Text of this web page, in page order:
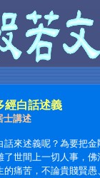
經白話述義
士講述
話來述義呢？為要把金
了世間上一切人事，佛
的痛苦，不論貴賤賢愚